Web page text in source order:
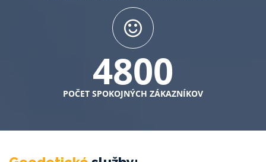
4800
POČET SPOKOJNÝCH ZÁKAZNÍKOV